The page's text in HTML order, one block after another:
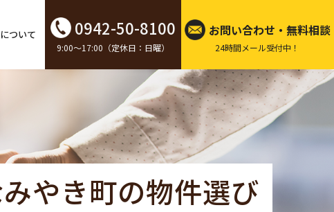
ついて 0942-50-8100
9:00～17:00（定休日：日曜）
お問い合わせ・無料相談
24時間メール受付中！
やき町の物件選び